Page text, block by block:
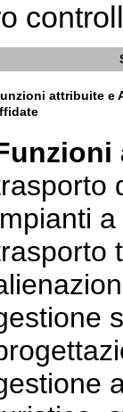
attribuite e